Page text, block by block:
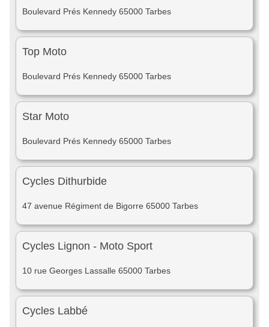
Boulevard Prés Kennedy 65000 Tarbes
Top Moto
Boulevard Prés Kennedy 65000 Tarbes
Star Moto
Boulevard Prés Kennedy 65000 Tarbes
Cycles Dithurbide
47 avenue Régiment de Bigorre 65000 Tarbes
Cycles Lignon - Moto Sport
10 rue Georges Lassalle 65000 Tarbes
Cycles Labbé